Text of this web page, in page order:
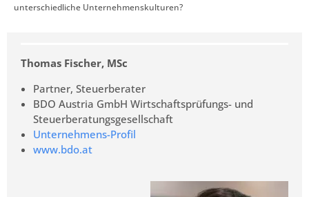
unterschiedliche Unternehmenskulturen?
Thomas Fischer, MSc
Partner, Steuerberater
BDO Austria GmbH Wirtschaftsprüfungs- und
Steuerberatungsgesellschaft
Unternehmens-Profil
www.bdo.at